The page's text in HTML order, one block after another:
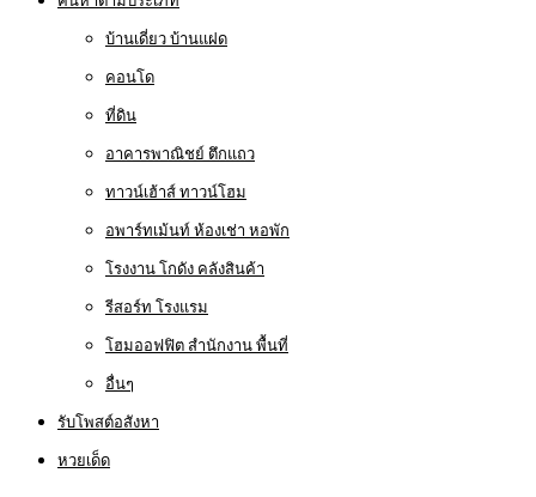
บ้านเดี่ยว บ้านแฝด
คอนโด
ที่ดิน
อาคารพาณิชย์ ตึกแถว
ทาวน์เฮ้าส์ ทาวน์โฮม
อพาร์ทเม้นท์ ห้องเช่า หอพัก
โรงงาน โกดัง คลังสินค้า
รีสอร์ท โรงแรม
โฮมออฟฟิต สำนักงาน พื้นที่
อื่นๆ
รับโพสต์อสังหา
หวยเด็ด